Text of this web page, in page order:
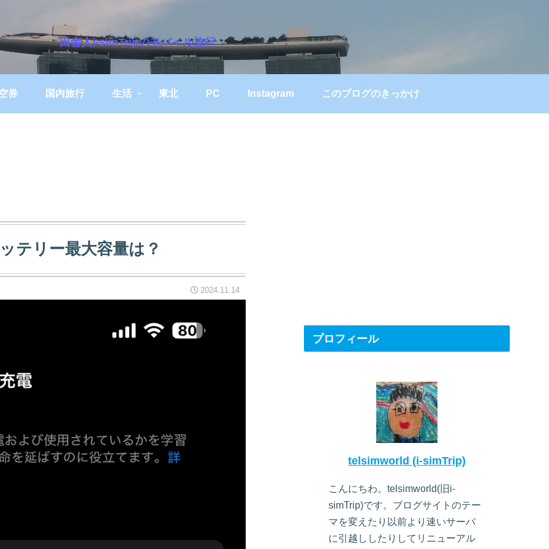
田舎人i-simTripのモバイル旅行
券 国内旅行 生活 東北 PC Instagram このブログのきっかけ
テリー最大容量は？
2024.11.14
プロフィール
telsimworld (i-simTrip)
こんにちわ。telsimworld(旧i-
simTrip)です。ブログサイトのテー
マを変えたり以前より速いサーバ
に引越ししたりしてリニューアル